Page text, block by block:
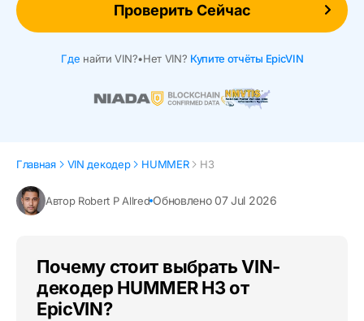
Проверить Сейчас
Где найти VIN?•Нет VIN? Купите отчёты EpicVIN
Главная VIN декодер HUMMER H3
Автор Robert P Allred Обновлено 07 Jul 2026
Почему стоит выбрать VIN-
декодер HUMMER H3 от
EpicVIN?